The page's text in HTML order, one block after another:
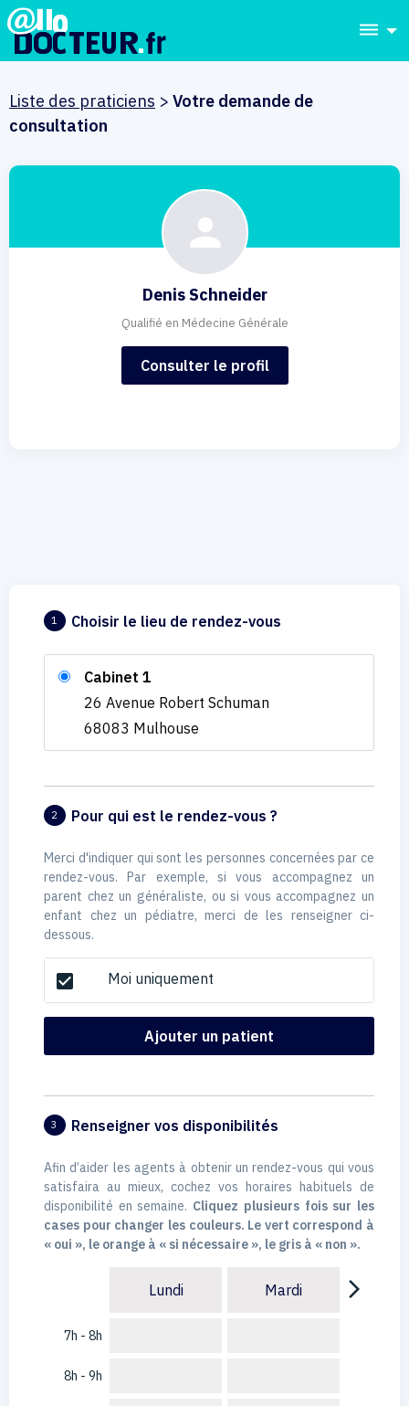
dehaze
Liste des praticiens > Votre demande de
consultation
Denis Schneider
Qualifié en Médecine Générale
Consulter le profil
1 Choisir le lieu de rendez-vous
Cabinet 1
26 Avenue Robert Schuman
68083 Mulhouse
2 Pour qui est le rendez-vous ?
Merci d'indiquer qui sont les personnes concernées par ce
rendez-vous. Par exemple, si vous accompagnez un
parent chez un généraliste, ou si vous accompagnez un
enfant chez un pédiatre, merci de les renseigner ci-
dessous.
check_box Moi uniquement
Ajouter un patient
3 Renseigner vos disponibilités
Afin d’aider les agents à obtenir un rendez-vous qui vous
satisfaira au mieux, cochez vos horaires habituels de
disponibilité en semaine. Cliquez plusieurs fois sur les
cases pour changer les couleurs. Le vert correspond à
« oui », le orange à « si nécessaire », le gris à « non ».
7h - 8h
8h - 9h
Lundi Mardi arrow_forward_ios